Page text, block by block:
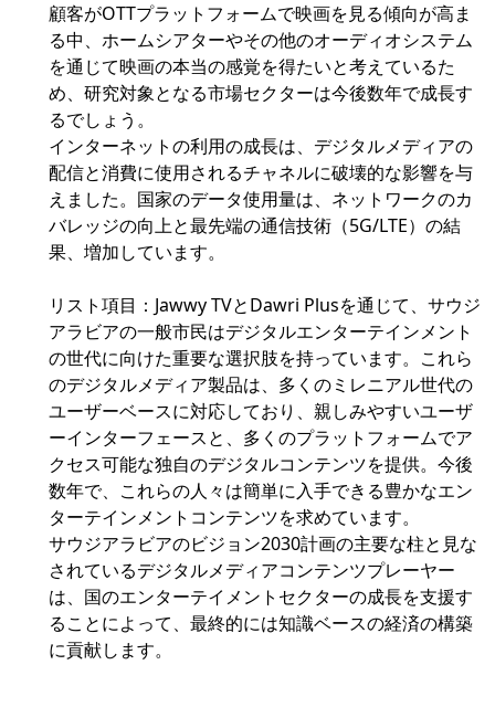
顧客がOTTプラットフォームで映画を見る傾向が高ま
る中、ホームシアターやその他のオーディオシステム
を通じて映画の本当の感覚を得たいと考えているた
め、研究対象となる市場セクターは今後数年で成長す
るでしょう。
インターネットの利用の成長は、デジタルメディアの
配信と消費に使用されるチャネルに破壊的な影響を与
えました。国家のデータ使用量は、ネットワークのカ
バレッジの向上と最先端の通信技術（5G/LTE）の結
果、増加しています。
リスト項目：Jawwy TVとDawri Plusを通じて、サウジ
アラビアの一般市民はデジタルエンターテインメント
の世代に向けた重要な選択肢を持っています。これら
のデジタルメディア製品は、多くのミレニアル世代の
ユーザーベースに対応しており、親しみやすいユーザ
ーインターフェースと、多くのプラットフォームでア
クセス可能な独自のデジタルコンテンツを提供。今後
数年で、これらの人々は簡単に入手できる豊かなエン
ターテインメントコンテンツを求めています。
サウジアラビアのビジョン2030計画の主要な柱と見な
されているデジタルメディアコンテンツプレーヤー
は、国のエンターテイメントセクターの成長を支援す
ることによって、最終的には知識ベースの経済の構築
に貢献します。